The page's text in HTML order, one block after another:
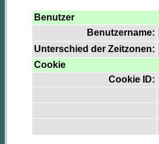
Benutzer
Benutzername:
Unterschied der Zeitzonen:
Cookie
Cookie ID: